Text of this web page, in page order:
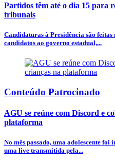
Partidos têm até o dia 15 para
tribunais
Candidaturas à Presidência são
candidatos ao governo estadual,...
Conteúdo Patrocinado
AGU se reúne com Discord e
plataforma
No mês passado, uma adolescente
uma live transmitida pela...